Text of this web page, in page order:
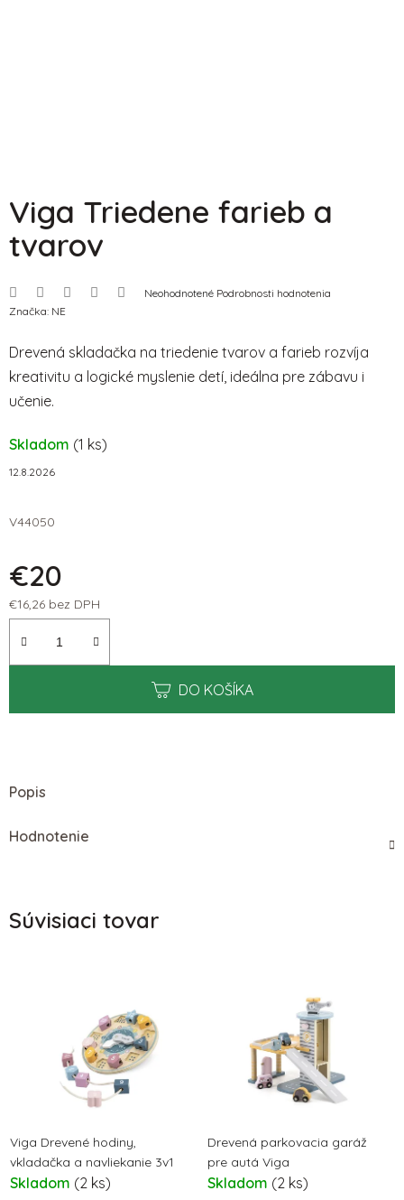
Viga Triedene farieb a
tvarov
Priemerné
z
5
hviezdičiek.
Neohodnotené Podrobnosti hodnotenia
Značka: NE
Drevená skladačka na triedenie tvarov a farieb rozvíja
kreativitu a logické myslenie detí, ideálna pre zábavu i
učenie.
Skladom (1 ks)
12.8.2026
V44050
€20
€16,26 bez DPH
DO KOŠÍKA
Popis
Hodnotenie
Súvisiaci tovar
Viga Drevené hodiny,
vkladačka a navliekanie 3v1
Skladom (2 ks)
Drevená parkovacia garáž
pre autá Viga
Skladom (2 ks)